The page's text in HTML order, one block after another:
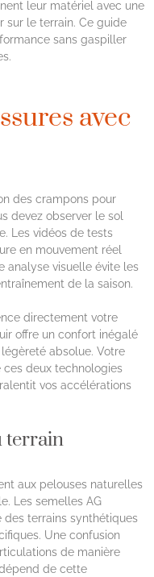
leur matériel avec une
sur le terrain. Ce guide
sans gaspiller
avec
des crampons pour
devez observer le sol
Les vidéos de tests
en mouvement réel
analyse visuelle évite les
de la saison.
directement votre
offre un confort inégalé
absolue. Votre
deux technologies
vos accélérations
terrain
aux pelouses naturelles
Les semelles AG
des terrains synthétiques
Une confusion
de manière
de cette